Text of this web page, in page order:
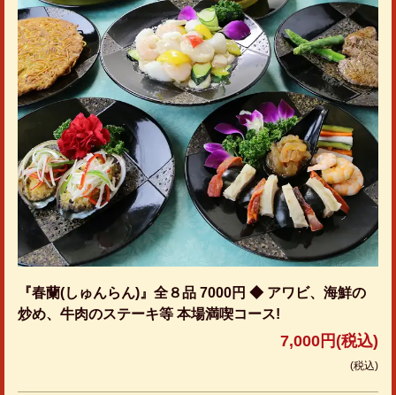
『春蘭(しゅんらん)』全８品 7000円 ◆ アワビ、海鮮の
炒め、牛肉のステーキ等 本場満喫コース!
7,000円 (税込)
(税込)